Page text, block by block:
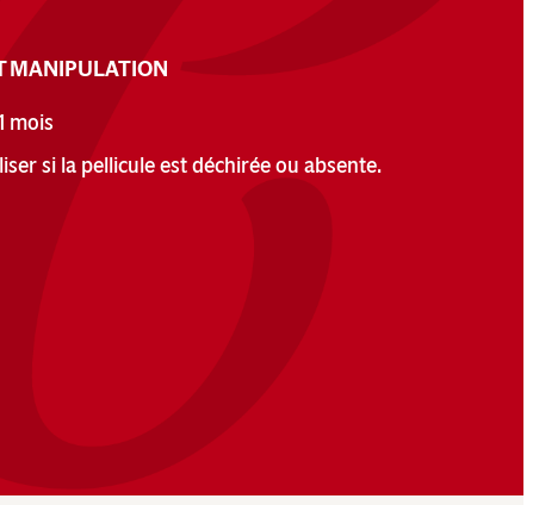
MANIPULATION
mois
si la pellicule est déchirée ou absente.